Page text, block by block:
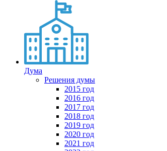
Дума
Решения думы
2015 год
2016 год
2017 год
2018 год
2019 год
2020 год
2021 год